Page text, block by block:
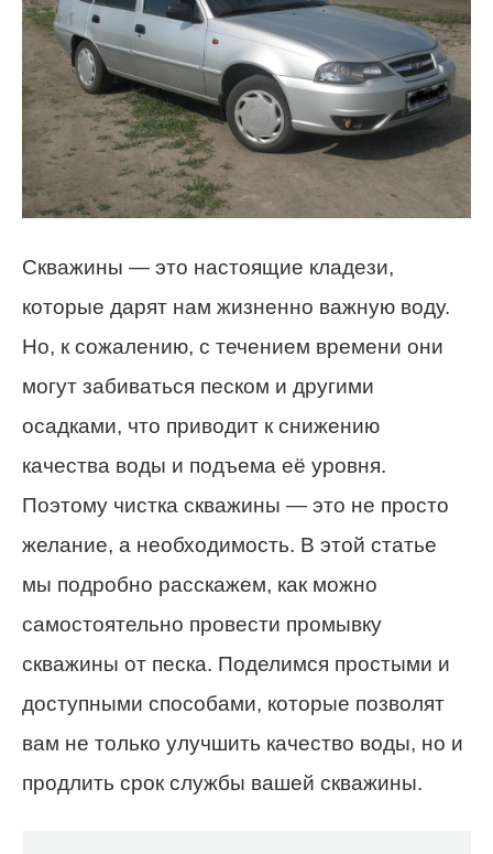
Скважины — это настоящие кладези,
которые дарят нам жизненно важную воду.
Но, к сожалению, с течением времени они
могут забиваться песком и другими
осадками, что приводит к снижению
качества воды и подъема её уровня.
Поэтому чистка скважины — это не просто
желание, а необходимость. В этой статье
мы подробно расскажем, как можно
самостоятельно провести промывку
скважины от песка. Поделимся простыми и
доступными способами, которые позволят
вам не только улучшить качество воды, но и
продлить срок службы вашей скважины.